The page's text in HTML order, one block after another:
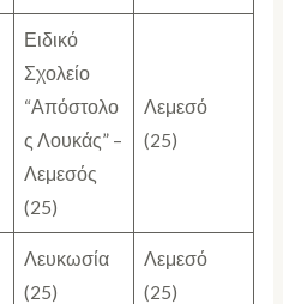
Ειδικό
Σχολείο
“Απόστολο
ς Λουκάς” –
Λεμεσός
(25)
Λεμεσό
(25)
Λευκωσία
(25)
Λεμεσό
(25)